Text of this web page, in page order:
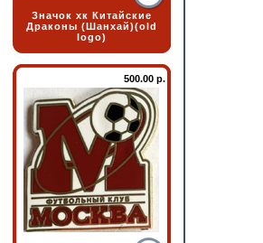
Значок хк Китайские
Драконы (Шанхай)(old
logo)
500.00 р.